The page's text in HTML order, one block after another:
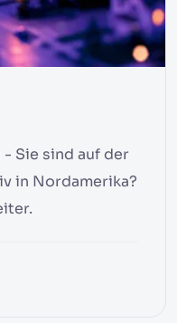
Sie sind auf der
in Nordamerika?